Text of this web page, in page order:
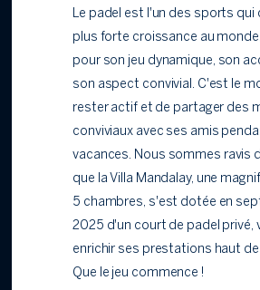
Le padel est l'un des sports qui
plus forte croissance au
pour son jeu dynamique, son
son aspect convivial. C'est le
rester actif et de partager des
conviviaux avec ses amis
vacances. Nous sommes ravis
que la Villa Mandalay, une
5 chambres, s'est dotée en
2025 d'un court de padel privé,
enrichir ses prestations haut de
Que le jeu commence !